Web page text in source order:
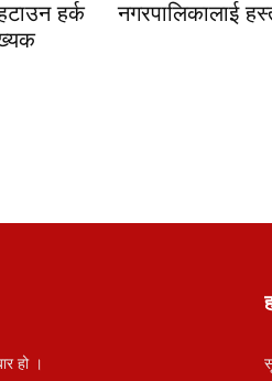
हर्क
नगरपालिकालाई
हो ।